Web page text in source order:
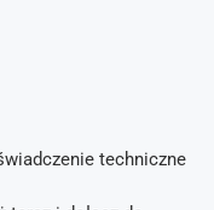
techniczne